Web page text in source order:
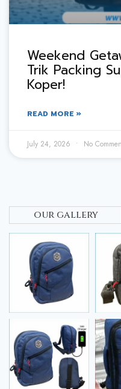
Weekend
Trik Packing
Koper!
READ MORE »
July 24, 2026 No
our gallery